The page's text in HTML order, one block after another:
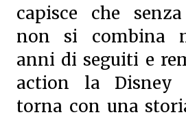
capisce che
non si combina
anni di seguiti e
action la Disney
torna con una